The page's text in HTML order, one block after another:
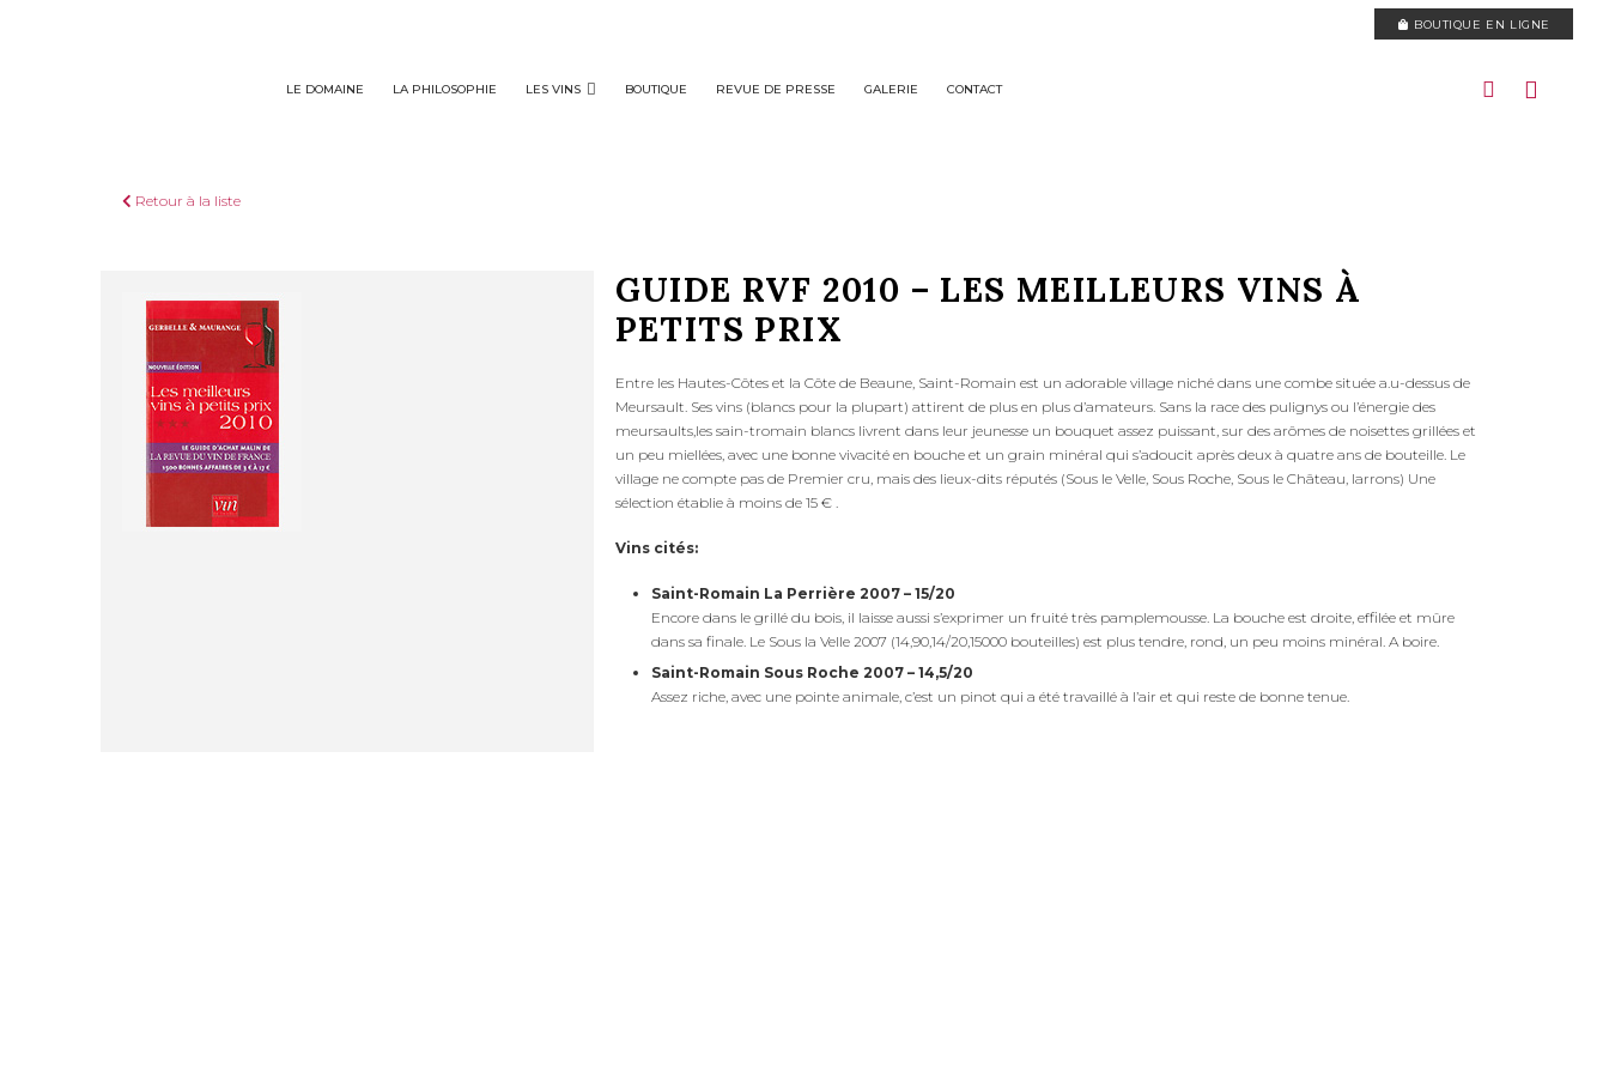
BOUTIQUE EN LIGNE
LE DOMAINE LA PHILOSOPHIE LES VINS BOUTIQUE REVUE DE PRESSE GALERIE CONTACT
Retour à la liste
GUIDE RVF 2010 – LES MEILLEURS VINS À
PETITS PRIX
Entre les Hautes-Côtes et la Côte de Beaune, Saint-Romain est un adorable village niché dans une combe située a.u-dessus de
Meursault. Ses vins (blancs pour la plupart) attirent de plus en plus d’amateurs. Sans la race des pulignys ou l’énergie des
meursaults,les sain-tromain blancs livrent dans leur jeunesse un bouquet assez puissant, sur des arômes de noisettes grillées et
un peu miellées, avec une bonne vivacité en bouche et un grain minéral qui s’adoucit après deux à quatre ans de bouteille. Le
village ne compte pas de Premier cru, mais des lieux-dits réputés (Sous le Velle, Sous Roche, Sous le Château, larrons) Une
sélection établie à moins de 15 € .
Vins cités:
Saint-Romain La Perrière 2007 – 15/20
Encore dans le grillé du bois, il laisse aussi s’exprimer un fruité très pamplemousse. La bouche est droite, effilée et mûre
dans sa finale. Le Sous la Velle 2007 (14,90,14/20,15000 bouteilles) est plus tendre, rond, un peu moins minéral. A boire.
Saint-Romain Sous Roche 2007 – 14,5/20
Assez riche, avec une pointe animale, c’est un pinot qui a été travaillé à l’air et qui reste de bonne tenue.